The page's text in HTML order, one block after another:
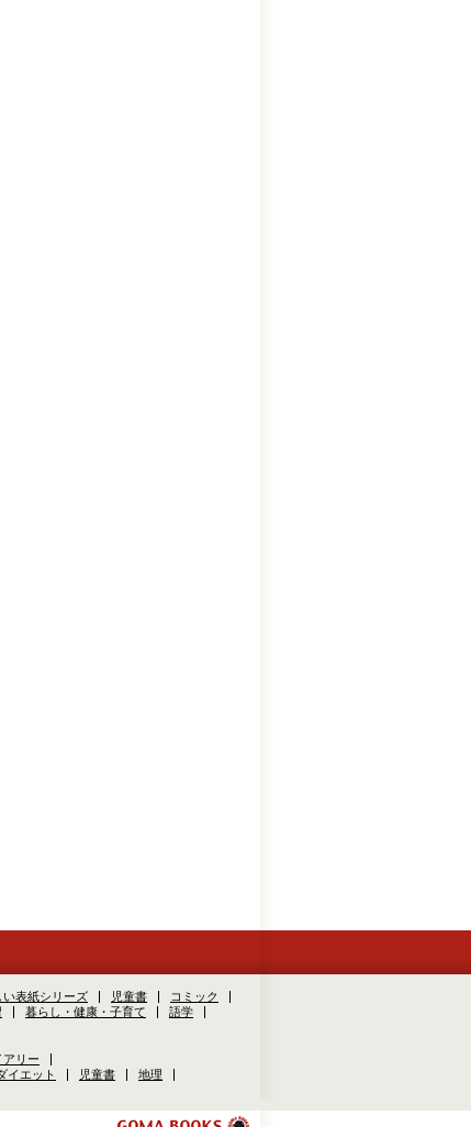
い表紙シリーズ 児童書
コミック
暮らし・健康・子育て
語学
アリー
イエット 児童書
地理